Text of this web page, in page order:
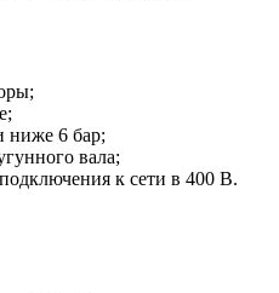
ниже 6 бар;
вала;
к сети в 400 В.